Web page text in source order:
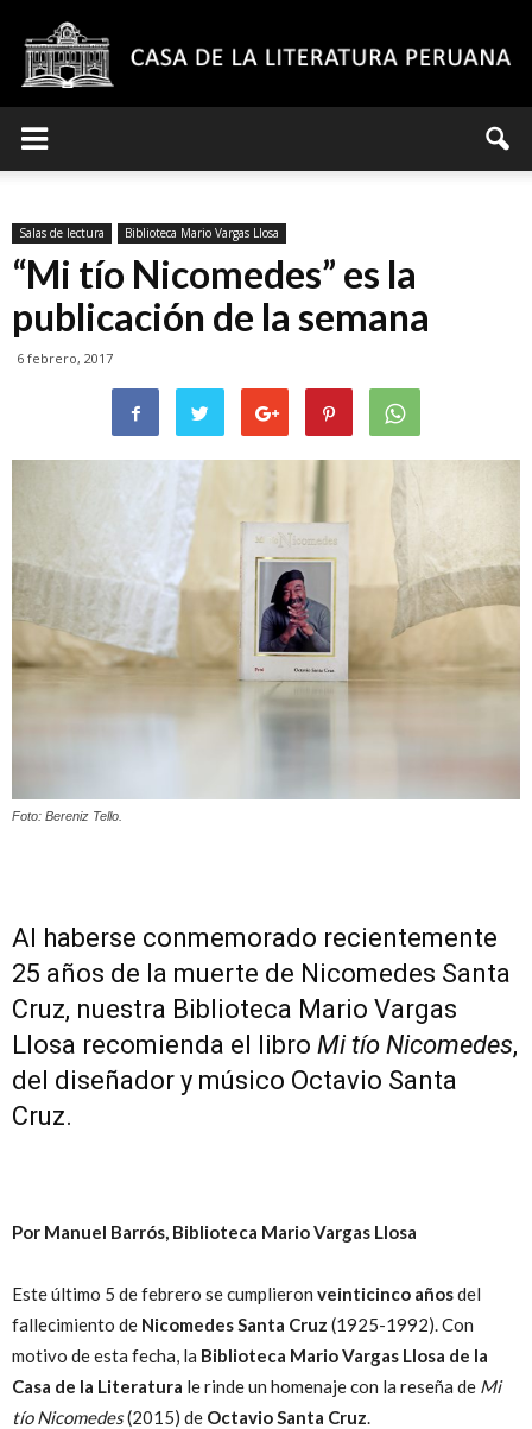
de
Literatura
Peruana
Salas de lectura Biblioteca Mario Vargas Llosa
“Mi tío Nicomedes” es la
publicación de la semana
6 febrero, 2017
Foto: Bereniz Tello.
Al haberse conmemorado recientemente
25 años de la muerte de Nicomedes Santa
Cruz, nuestra Biblioteca Mario Vargas
Llosa recomienda el libro Mi tío Nicomedes,
del diseñador y músico Octavio Santa
Cruz.
Por Manuel Barrós, Biblioteca Mario Vargas Llosa
Este último 5 de febrero se cumplieron veinticinco añosdel
fallecimiento de Nicomedes Santa Cruz (1925-1992). Con
motivo de esta fecha, la Biblioteca Mario Vargas Llosa de la
Casa de la Literatura le rinde un homenaje con la reseña de Mi
tío Nicomedes(2015) de Octavio Santa Cruz